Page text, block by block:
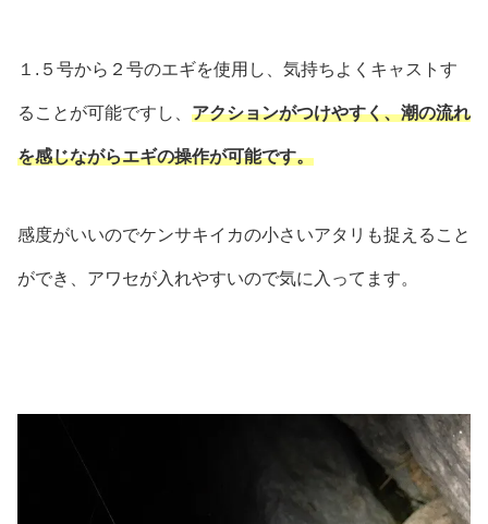
１.５号から２号のエギを使用し、気持ちよくキャストす
ることが可能ですし、 アクションがつけやすく、潮の流れ
を感じながらエギの操作が可能です。
感度がいいのでケンサキイカの小さいアタリも捉えること
ができ、アワセが入れやすいので気に入ってます。